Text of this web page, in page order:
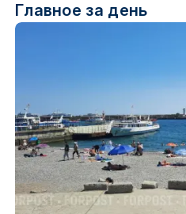
Главное за день